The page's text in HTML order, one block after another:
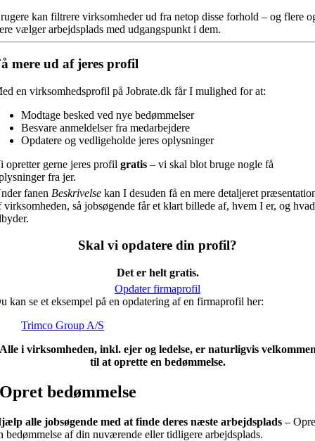
kan filtrere virksomheder ud fra netop disse forhold – og flere
vælger arbejdsplads med udgangspunkt i dem.
mere ud af jeres profil
en virksomhedsprofil på Jobrate.dk får I mulighed for at:
Modtage besked ved nye bedømmelser
Besvare anmeldelser fra medarbejdere
Opdatere og vedligeholde jeres oplysninger
opretter gerne jeres profilgratis – vi skal blot bruge nogle få
fra jer.
fanen Beskrivelse kan I desuden få en mere detaljeret
virksomheden, så jobsøgende får et klart billede af, hvem I er, og
Skal vi opdatere din profil?
Det er helt gratis.
Opdater firmaprofil
kan se et eksempel på en opdatering af en firmaprofil her:
Trimco Group A/S
i virksomheden, inkl. ejer og ledelse, er naturligvis
til at oprette en bedømmelse.
Opret bedømmelse
alle jobsøgende med at finde deres næste arbejdsplads –
bedømmelse af din nuværende eller tidligere arbejdsplads.